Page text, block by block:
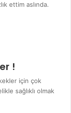
ettim aslında.
!
için çok
sağlıklı olmak